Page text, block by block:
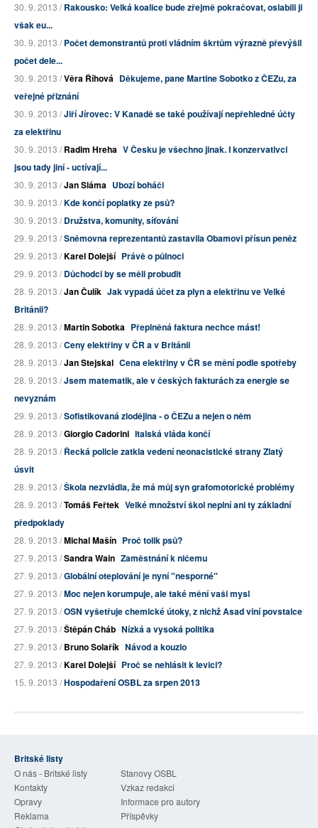
30. 9. 2013 /Rakousko: Velká koalice bude zřejmě pokračovat, oslabili ji
však eu...
30. 9. 2013 /Počet demonstrantů proti vládním škrtům výrazně převýšil
počet dele...
30. 9. 2013 /Věra Říhová Děkujeme, pane Martine Sobotko z ČEZu, za
veřejné přiznání
30. 9. 2013 /Jiří Jírovec: V Kanadě se také používají nepřehledné účty
za elektřinu
30. 9. 2013 /Radim Hreha V Česku je všechno jinak. I konzervativci
jsou tady jiní - uctívají...
30. 9. 2013 /Jan Sláma Ubozí boháči
30. 9. 2013 /Kde končí poplatky ze psů?
30. 9. 2013 /Družstva, komunity, síťování
29. 9. 2013 /Sněmovna reprezentantů zastavila Obamovi přísun peněz
29. 9. 2013 /Karel Dolejší Právě o půlnoci
29. 9. 2013 /Důchodci by se měli probudit
28. 9. 2013 /Jan Čulík Jak vypadá účet za plyn a elektřinu ve Velké
Británii?
28. 9. 2013 /Martin Sobotka Přeplněná faktura nechce mást!
28. 9. 2013 /Ceny elektřiny v ČR a v Británii
28. 9. 2013 /Jan Stejskal Cena elektřiny v ČR se mění podle spotřeby
28. 9. 2013 /Jsem matematik, ale v českých fakturách za energie se
nevyznám
29. 9. 2013 /Sofistikovaná zlodějina - o ČEZu a nejen o něm
28. 9. 2013 /Giorgio Cadorini Italská vláda končí
28. 9. 2013 /Řecká policie zatkla vedení neonacistické strany Zlatý
úsvit
28. 9. 2013 /Škola nezvládla, že má můj syn grafomotorické problémy
28. 9. 2013 /Tomáš Feřtek Velké množství škol neplní ani ty základní
předpoklady
28. 9. 2013 /Michal Mašín Proč tolik psů?
27. 9. 2013 /Sandra Wain Zaměstnání k ničemu
27. 9. 2013 /Globální oteplování je nyní "nesporné"
27. 9. 2013 /Moc nejen korumpuje, ale také mění vaši mysl
27. 9. 2013 /OSN vyšetřuje chemické útoky, z nichž Asad viní povstalce
27. 9. 2013 /Štěpán Cháb Nízká a vysoká politika
27. 9. 2013 /Bruno Solařík Návod a kouzlo
27. 9. 2013 /Karel Dolejší Proč se nehlásit k levici?
15. 9. 2013 /Hospodaření OSBL za srpen 2013
Britské listy
O nás - Britské listy
Stanovy OSBL
Kontakty
Vzkaz redakci
Opravy
Informace pro autory
Reklama
Příspěvky